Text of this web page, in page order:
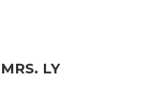
LY